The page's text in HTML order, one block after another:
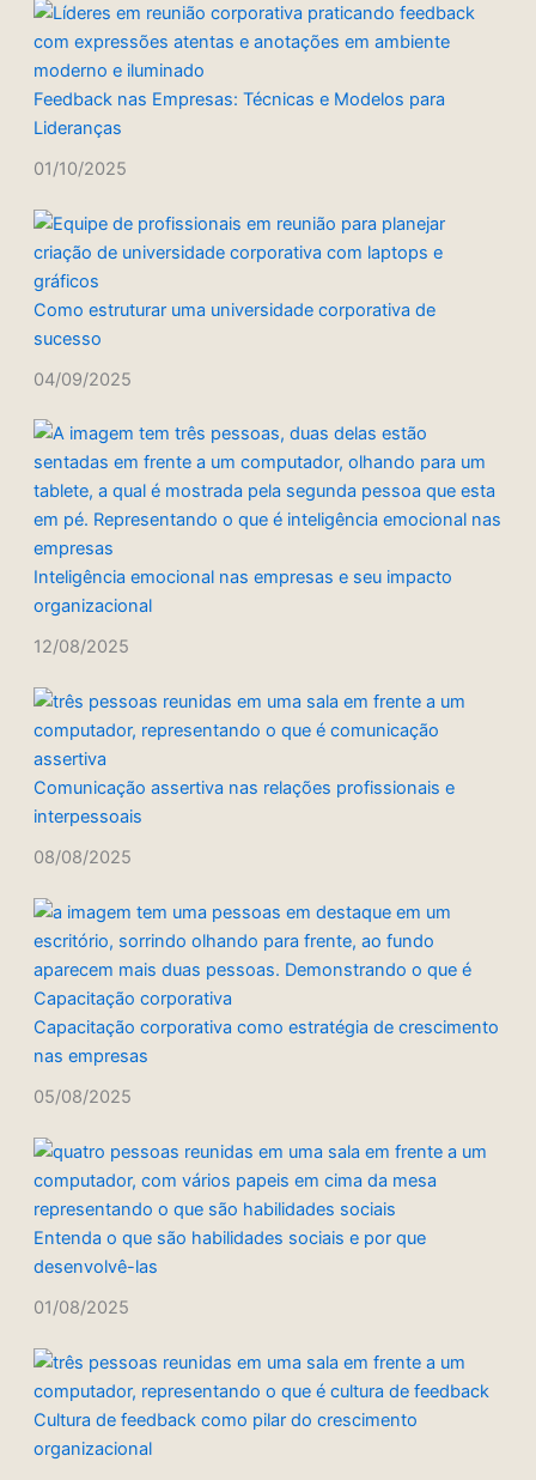
Feedback nas Empresas: Técnicas e Modelos para
Lideranças
01/10/2025
Como estruturar uma universidade corporativa de
sucesso
04/09/2025
Inteligência emocional nas empresas e seu impacto
organizacional
12/08/2025
Comunicação assertiva nas relações profissionais e
interpessoais
08/08/2025
Capacitação corporativa como estratégia de crescimento
nas empresas
05/08/2025
Entenda o que são habilidades sociais e por que
desenvolvê-las
01/08/2025
Cultura de feedback como pilar do crescimento
organizacional